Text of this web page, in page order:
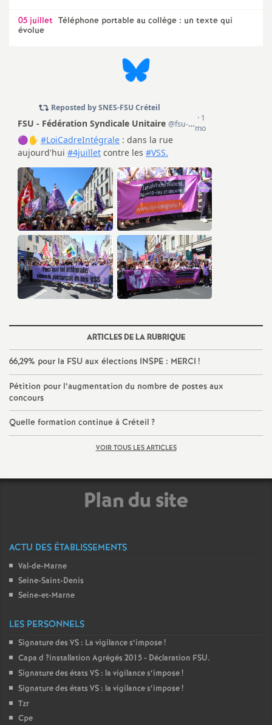
S
e
c
o
n
d
d
e
g
r
é
O
é
n
s
05 juillet Téléphone portable au collège : un texte qui
évolue
ARTICLES DE LA RUBRIQUE
66,29% pour la FSU aux élections INSPE : MERCI !
Pétition pour l’augmentation du nombre de postes aux
concours
Quelle formation continue à Créteil ?
VOIR TOUS LES ARTICLES
Plan du site
ACTU DES ÉTABLISSEMENTS
Val-de-Marne
Seine-Saint-Denis
Seine-et-Marne
LES PERSONNELS
Signature des VS : La vigilance s’impose!
Capa d ?installation Agrégés 2015 - Déclaration FSU.
Signature des états VS : la vigilance s’impose!
Signature des états VS : la vigilance s’impose!
Tzr
Cpe